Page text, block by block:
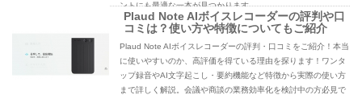
ントにも最適な一本が見つかります。
Plaud Note AIボイスレコーダーの評判や口
コミは？使い方や特徴についてもご紹介
Plaud Note AIボイスレコーダーの評判・口コミをご紹介！本当
に使いやすいのか、高評価を得ている理由を探ります！ワンタ
ップ録音やAI文字起こし・要約機能など特徴から実際の使い方
まで詳しく解説。会議や商談の業務効率化を検討中の方必見で